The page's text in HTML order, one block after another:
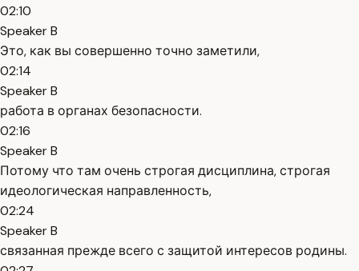
02:10
Speaker B
Это, как вы совершенно точно заметили,
02:14
Speaker B
работа в органах безопасности.
02:16
Speaker B
Потому что там очень строгая дисциплина, строгая
идеологическая направленность,
02:24
Speaker B
связанная прежде всего с защитой интересов родины.